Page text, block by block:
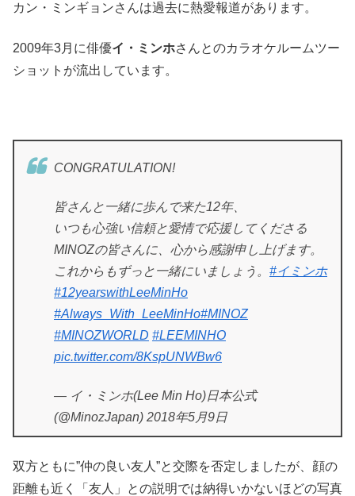
カン・ミンギョンさんは過去に熱愛報道があります。
2009年3月に俳優イ・ミンホさんとのカラオケルームツー
ショットが流出しています。
CONGRATULATION!
皆さんと一緒に歩んで来た12年、
いつも心強い信頼と愛情で応援してくださる
MINOZの皆さんに、心から感謝申し上げます。
これからもずっと一緒にいましょう。 #イミンホ
#12yearswithLeeMinHo
#Always_With_LeeMinHo#MINOZ
#MINOZWORLD #LEEMINHO
pic.twitter.com/8KspUNWBw6
— イ・ミンホ(Lee Min Ho)日本公式
(@MinozJapan) 2018年5月9日
双方ともに”仲の良い友人”と交際を否定しましたが、顔の
距離も近く「友人」との説明では納得いかないほどの写真